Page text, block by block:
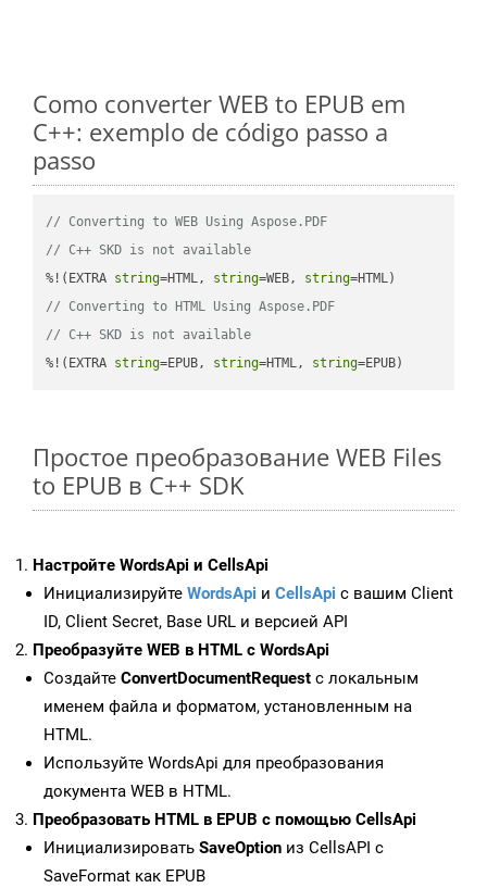
Como converter WEB to EPUB em
C++: exemplo de código passo a
passo
// Converting to WEB Using Aspose.PDF
// C++ SKD is not available
%!(EXTRA string=HTML, string=WEB, string
// Converting to HTML Using Aspose.PDF
// C++ SKD is not available
%!(EXTRA string=EPUB, string=HTML, string=EPUB)
Простое преобразование WEB Files
to EPUB в C++ SDK
Настройте WordsApi и CellsApi
Инициализируйте WordsApi и CellsApi с вашим Client
ID, Client Secret, Base URL и версией API
Преобразуйте WEB в HTML с WordsApi
Создайте ConvertDocumentRequest с локальным
именем файла и форматом, установленным на
HTML.
Используйте WordsApi для преобразования
документа WEB в HTML.
Преобразовать HTML в EPUB с помощью CellsApi
Инициализировать SaveOption из CellsAPI с
SaveFormat как EPUB